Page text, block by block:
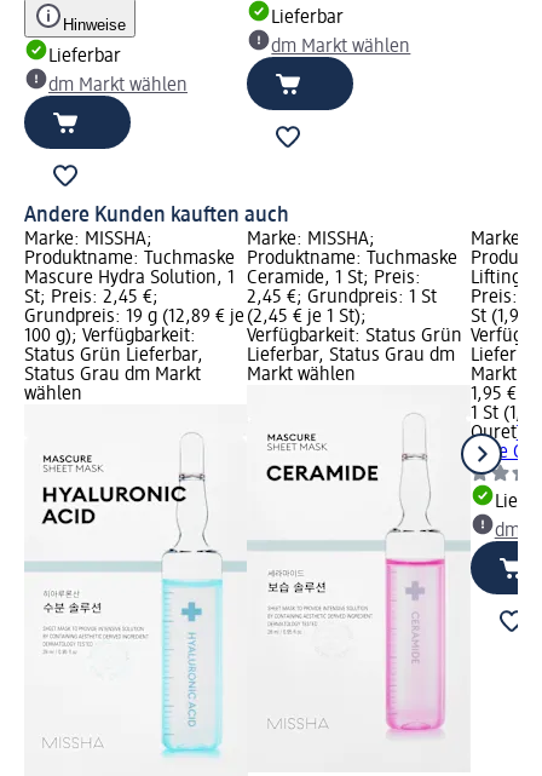
Hinweise
Lieferbar
dm Markt wählen
Lieferbar
dm Markt wählen
Andere Kunden kauften auch
Marke: MISSHA;
Produktname: Tuchmaske
Mascure Hydra Solution, 1
St; Preis: 2,45 €;
Grundpreis: 19 g (12,89 € je
100 g); Verfügbarkeit:
Status Grün Lieferbar,
Status Grau dm Markt
wählen
Marke: MISSHA;
Produktname: Tuchmaske
Ceramide, 1 St; Preis:
2,45 €; Grundpreis: 1 St
(2,45 € je 1 St);
Verfügbarkeit: Status Grün
Lieferbar, Status Grau dm
Markt wählen
Marke:
Lifting
Preis:
St (1,95
Markt
1,95 €
1 St
Quret
Care
dm